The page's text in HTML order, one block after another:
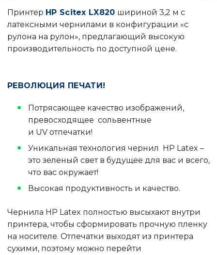
Принтер HP Scitex LX820 шириной 3,2 м с
латексными чернилами в конфигурации «с
рулона на рулон», предлагающий высокую
производительность по доступной цене.
РЕВОЛЮЦИЯ ПЕЧАТИ!
Потрясающее качество изображений,
превосходящее сольвентные
и UV отпечатки!
Уникальная технология чернил HP Latex –
это зеленый свет в будущее для вас и всего,
что вас окружает!
Высокая продуктивность и качество.
Чернила HP Latex полностью высыхают внутри
принтера, чтобы сформировать прочную пленку
на носителе. Отпечатки выходят из принтера
сухими, поэтому можно перейти